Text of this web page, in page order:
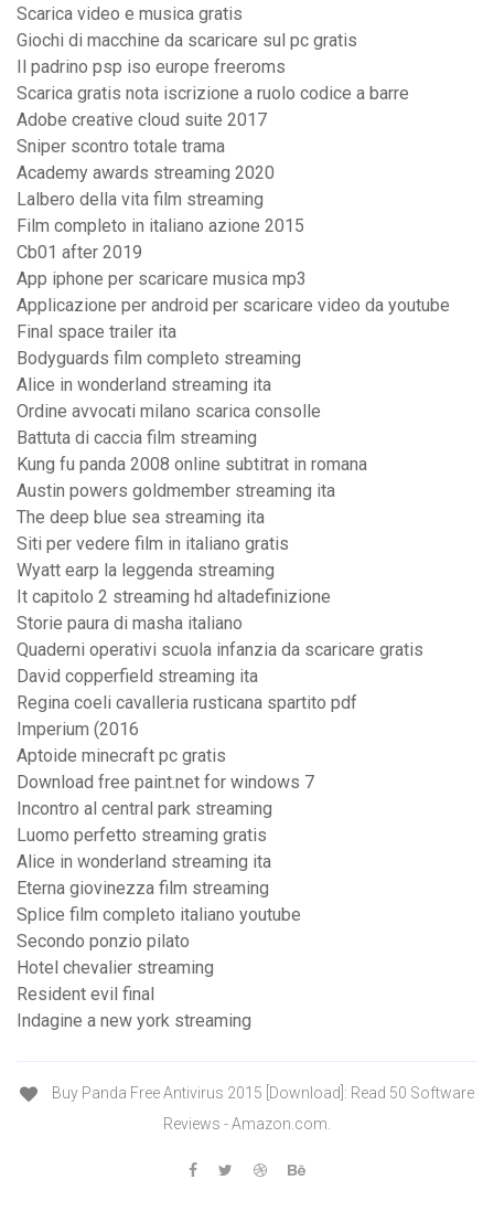
Scarica video e musica gratis
Giochi di macchine da scaricare sul pc gratis
Il padrino psp iso europe freeroms
Scarica gratis nota iscrizione a ruolo codice a barre
Adobe creative cloud suite 2017
Sniper scontro totale trama
Academy awards streaming 2020
Lalbero della vita film streaming
Film completo in italiano azione 2015
Cb01 after 2019
App iphone per scaricare musica mp3
Applicazione per android per scaricare video da youtube
Final space trailer ita
Bodyguards film completo streaming
Alice in wonderland streaming ita
Ordine avvocati milano scarica consolle
Battuta di caccia film streaming
Kung fu panda 2008 online subtitrat in romana
Austin powers goldmember streaming ita
The deep blue sea streaming ita
Siti per vedere film in italiano gratis
Wyatt earp la leggenda streaming
It capitolo 2 streaming hd altadefinizione
Storie paura di masha italiano
Quaderni operativi scuola infanzia da scaricare gratis
David copperfield streaming ita
Regina coeli cavalleria rusticana spartito pdf
Imperium (2016
Aptoide minecraft pc gratis
Download free paint.net for windows 7
Incontro al central park streaming
Luomo perfetto streaming gratis
Alice in wonderland streaming ita
Eterna giovinezza film streaming
Splice film completo italiano youtube
Secondo ponzio pilato
Hotel chevalier streaming
Resident evil final
Indagine a new york streaming
Buy Panda Free Antivirus 2015 [Download]: Read 50 Software
Reviews - Amazon.com.